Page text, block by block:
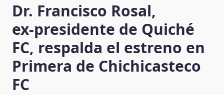
Dr. Francisco Rosal,
ex‑presidente de Quiché
FC, respalda el estreno en
Primera de Chichicasteco
FC